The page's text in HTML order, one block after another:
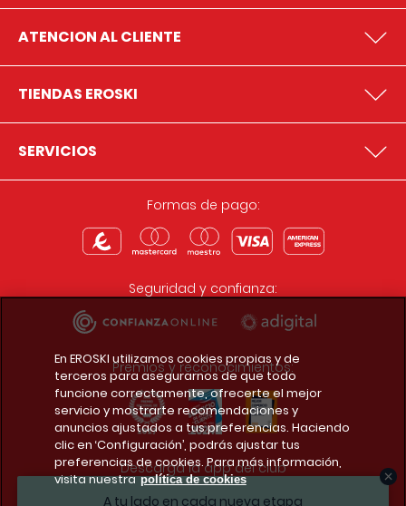
A tu lado en cada nueva etapa
ATENCION AL CLIENTE
TIENDAS EROSKI
SERVICIOS
Formas de pago:
Seguridad y confianza:
Premios y reconocimientos:
Descarga la app del club
En EROSKI utilizamos cookies propias y de
terceros para asegurarnos de que todo
funcione correctamente, ofrecerte el mejor
servicio y mostrarte recomendaciones y
anuncios ajustados a tus preferencias. Haciendo
clic en ‘Configuración’, podrás ajustar tus
preferencias de cookies. Para más información,
visita nuestra política de cookies